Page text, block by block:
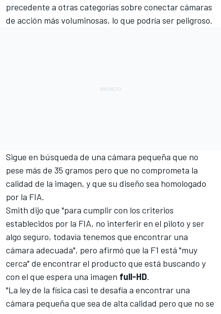
precedente a otras categorías sobre conectar cámaras
de acción más voluminosas, lo que podría ser peligroso.
Sigue en búsqueda de una cámara pequeña que no
pese más de 35 gramos pero que no comprometa la
calidad de la imagen, y que su diseño sea homologado
por la FIA.
Smith dijo que "para cumplir con los criterios
establecidos por la FIA, no interferir en el piloto y ser
algo seguro, todavía tenemos que encontrar una
cámara adecuada", pero afirmó que la F1 está "muy
cerca" de encontrar el producto que está buscando y
con el que espera una imagen full-HD.
"La ley de la física casi te desafía a encontrar una
cámara pequeña que sea de alta calidad pero que no se